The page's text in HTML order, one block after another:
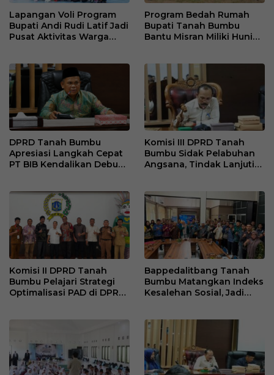
Lapangan Voli Program
Bupati Andi Rudi Latif Jadi
Pusat Aktivitas Warga
Program Bedah Rumah
Bupati Tanah Bumbu
Bantu Misran Miliki Hunian
DPRD Tanah Bumbu
Apresiasi Langkah Cepat
PT BIB Kendalikan Debu
Komisi III DPRD Tanah
Bumbu Sidak Pelabuhan
Angsana, Tindak Lanjuti
Komisi II DPRD Tanah
Bumbu Pelajari Strategi
Optimalisasi PAD di DPRD
Bappedalitbang Tanah
Bumbu Matangkan Indeks
Kesalehan Sosial, Jadi
Karakter